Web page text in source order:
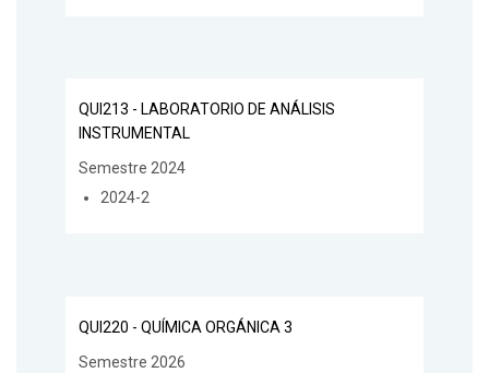
QUI213 - LABORATORIO DE ANÁLISIS
INSTRUMENTAL
Semestre 2024
2024-2
QUI220 - QUÍMICA ORGÁNICA 3
Semestre 2026